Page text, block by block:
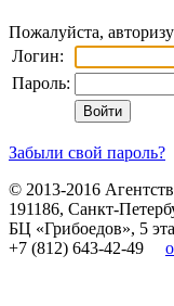
Пожалуйста,
Логин:
Пароль:
Забыли свой пароль?
© 2013-2016
191186, Санкт-
БЦ «Грибоедов», 5
+7 (812) 643-42-49